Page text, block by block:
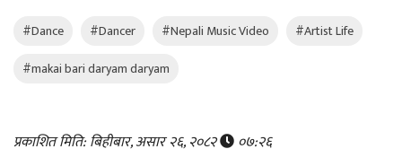
#Dance #Dancer #Nepali Music Video
#Artist Life
#makai bari daryam daryam
प्रकाशित मिति: बिहीबार, असार २६, २०८२ ०७:२६